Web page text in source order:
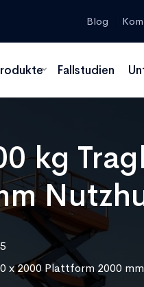
Blog
Fallstudien
kg
x 2000 Plattform 2000